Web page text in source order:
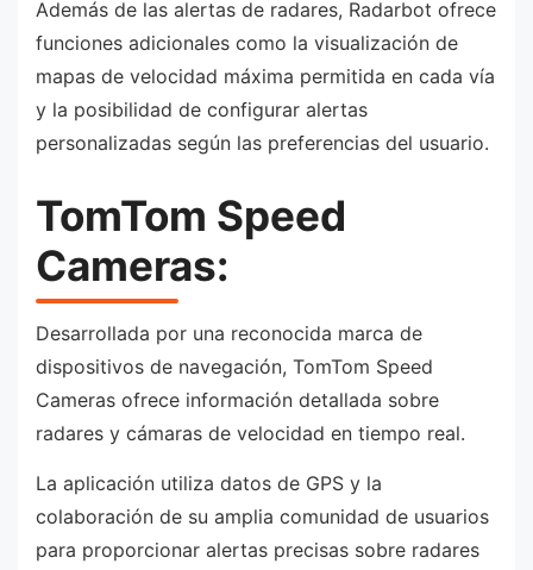
Además de las alertas de radares, Radarbot ofrece
funciones adicionales como la visualización de
mapas de velocidad máxima permitida en cada vía
y la posibilidad de configurar alertas
personalizadas según las preferencias del usuario.
TomTom Speed
Cameras:
Desarrollada por una reconocida marca de
dispositivos de navegación, TomTom Speed
Cameras ofrece información detallada sobre
radares y cámaras de velocidad en tiempo real.
La aplicación utiliza datos de GPS y la
colaboración de su amplia comunidad de usuarios
para proporcionar alertas precisas sobre radares